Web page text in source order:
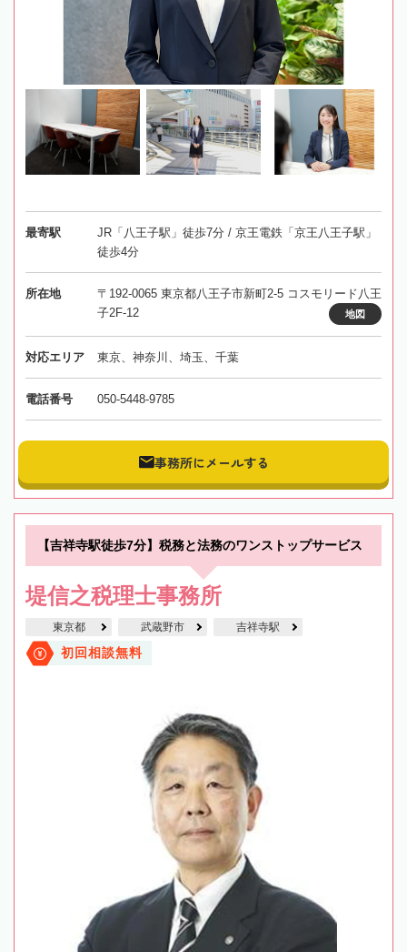
最寄駅
JR「八王子駅」徒歩7分 / 京王電鉄「京王八王子駅」
徒歩4分
所在地
〒192-0065 東京都八王子市新町2-5 コスモリード八王
子2F-12
地図
対応エリア 東京、神奈川、埼玉、千葉
電話番号 050-5448-9785
事務所にメールする
【吉祥寺駅徒歩7分】税務と法務のワンストップサービス
堤信之税理士事務所
東京都 武蔵野市 吉祥寺駅
初回相談無料